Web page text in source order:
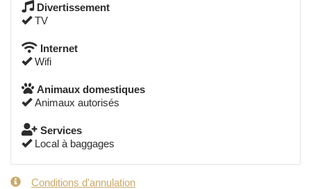
Divertissement
TV
Internet
Wifi
Animaux domestiques
Animaux autorisés
Services
Local à baggages
Conditions d'annulation